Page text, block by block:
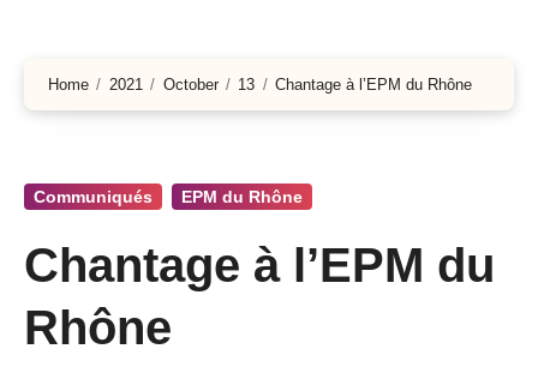
Home 2021 October 13 Chantage à l’EPM du Rhône
Communiqués EPM du Rhône
Chantage à l’EPM du
Rhône